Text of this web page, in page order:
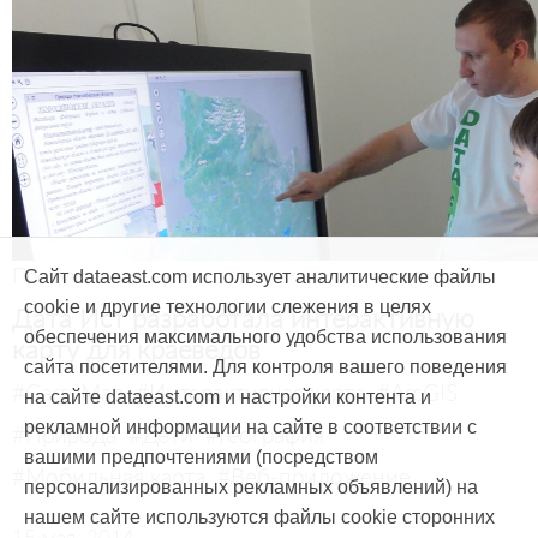
Продукты и услуги
Дата Ист разработала интерактивную
карту для краеведов
#CarryMap #Интерактивная карта #ArcGIS
#Природа #Дети #География
#Мобильная карта #Веб-приложение
Сайт dataeast.com использует аналитические файлы
cookie и другие технологии слежения в целях
обеспечения максимального удобства использования
сайта посетителями. Для контроля вашего поведения
на сайте dataeast.com и настройки контента и
рекламной информации на сайте в соответствии с
вашими предпочтениями (посредством
персонализированных рекламных объявлений) на
нашем сайте используются файлы cookie сторонних